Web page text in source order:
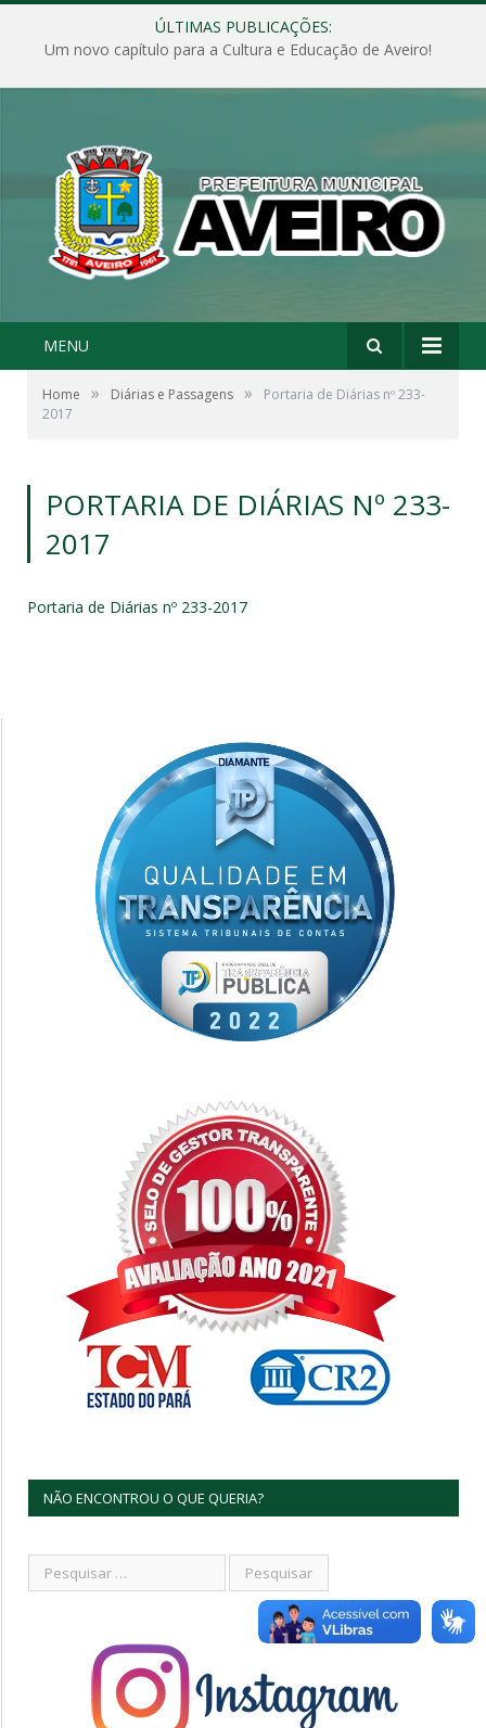
ÚLTIMAS PUBLICAÇÕES:
Um novo capítulo para a Cultura e Educação de Aveiro!
MENU
Home » Diárias e Passagens »
Portaria de Diárias nº 233-
2017
PORTARIA DE DIÁRIAS Nº 233-
2017
Portaria de Diárias nº 233-2017
NÃO ENCONTROU O QUE QUERIA?